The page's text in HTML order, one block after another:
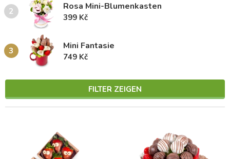
2 Rosa Mini-Blumenkasten
399 Kč
3 Mini Fantasie
749 Kč
FILTER ZEIGEN